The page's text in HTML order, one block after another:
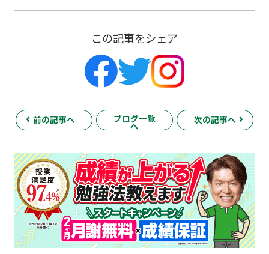
この記事をシェア
前の記事へ ブログ一覧
へ
次の記事へ